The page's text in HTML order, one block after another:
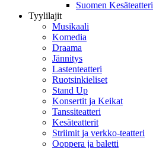
Suomen Kesäteatteri
Tyylilajit
Musikaali
Komedia
Draama
Jännitys
Lastenteatteri
Ruotsinkieliset
Stand Up
Konsertit ja Keikat
Tanssiteatteri
Kesäteatterit
Striimit ja verkko-teatteri
Ooppera ja baletti